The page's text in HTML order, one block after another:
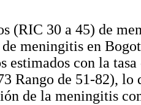
(RIC 30 a 45) de
meningitis en
estimados con la
Rango de 51-82), lo
de la meningitis